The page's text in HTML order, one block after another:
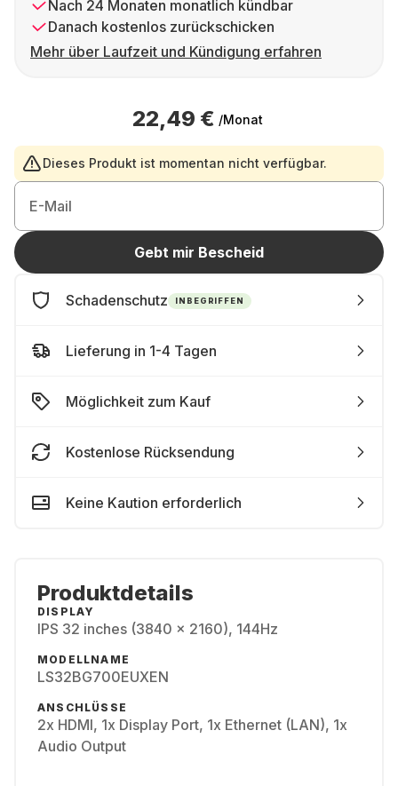
Nach 24 Monaten monatlich kündbar
Danach kostenlos zurückschicken
Mehr über Laufzeit und Kündigung erfahren
22,49 € /Monat
Dieses Produkt ist momentan nicht verfügbar.
E-Mail
Gebt mir Bescheid
Schadenschutz INBEGRIFFEN
Lieferung in 1-4 Tagen
Möglichkeit zum Kauf
Kostenlose Rücksendung
Keine Kaution erforderlich
Produktdetails
DISPLAY
IPS 32 inches (3840 x 2160), 144Hz
MODELLNAME
LS32BG700EUXEN
ANSCHLÜSSE
2x HDMI, 1x Display Port, 1x Ethernet (LAN), 1x
Audio Output